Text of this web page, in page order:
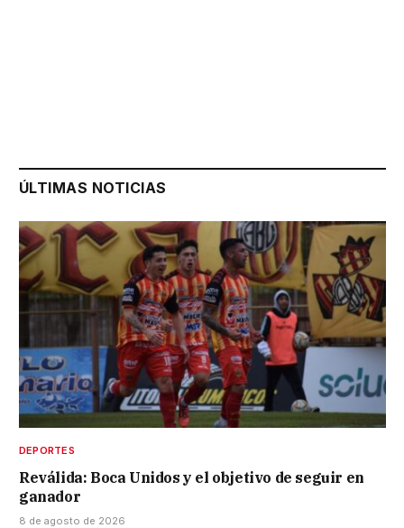
ÚLTIMAS NOTICIAS
DEPORTES
Reválida: Boca Unidos y el objetivo de seguir en
ganador
8 de agosto de 2026